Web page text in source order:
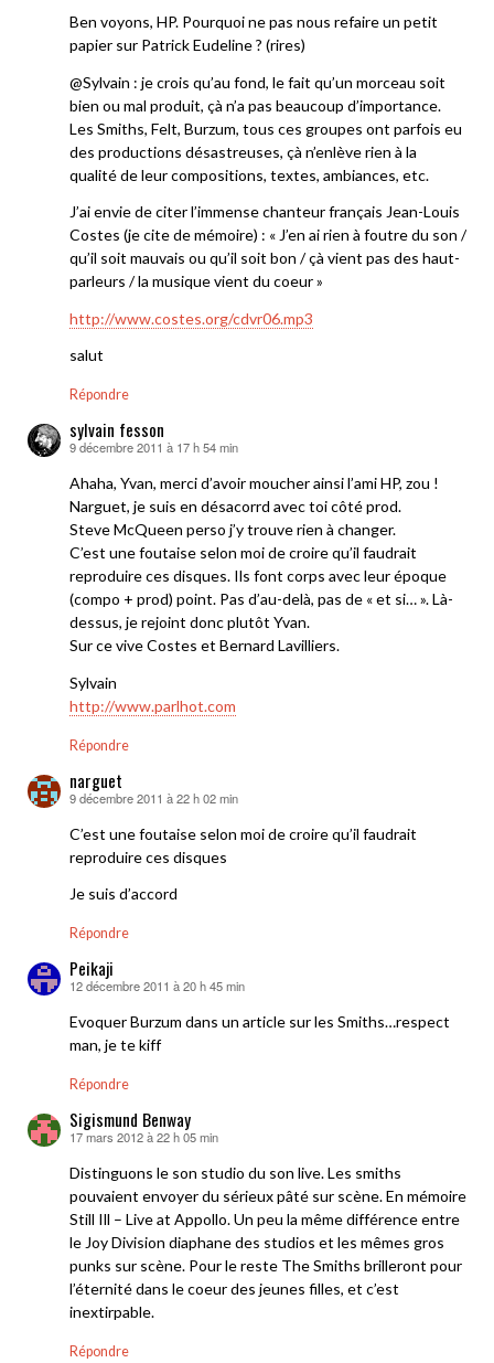
Ben voyons, HP. Pourquoi ne pas nous refaire un petit
papier sur Patrick Eudeline ? (rires)
@Sylvain : je crois qu’au fond, le fait qu’un morceau soit
bien ou mal produit, çà n’a pas beaucoup d’importance.
Les Smiths, Felt, Burzum, tous ces groupes ont parfois eu
des productions désastreuses, çà n’enlève rien à la
qualité de leur compositions, textes, ambiances, etc.
J’ai envie de citer l’immense chanteur français Jean-Louis
Costes (je cite de mémoire) : « J’en ai rien à foutre du son /
qu’il soit mauvais ou qu’il soit bon / çà vient pas des haut-
parleurs / la musique vient du coeur »
http://www.costes.org/cdvr06.mp3
salut
Répondre
sylvain fesson
dit :
9 décembre 2011 à 17 h 54 min
Ahaha, Yvan, merci d’avoir moucher ainsi l’ami HP, zou !
Narguet, je suis en désacorrd avec toi côté prod.
Steve McQueen perso j’y trouve rien à changer.
C’est une foutaise selon moi de croire qu’il faudrait
reproduire ces disques. Ils font corps avec leur époque
(compo + prod) point. Pas d’au-delà, pas de « et si… ». Là-
dessus, je rejoint donc plutôt Yvan.
Sur ce vive Costes et Bernard Lavilliers.
Sylvain
http://www.parlhot.com
Répondre
narguet
dit :
9 décembre 2011 à 22 h 02 min
C’est une foutaise selon moi de croire qu’il faudrait
reproduire ces disques
Je suis d’accord
Répondre
Peikaji
dit :
12 décembre 2011 à 20 h 45 min
Evoquer Burzum dans un article sur les Smiths…respect
man, je te kiff
Répondre
Sigismund Benway
dit :
17 mars 2012 à 22 h 05 min
Distinguons le son studio du son live. Les smiths
pouvaient envoyer du sérieux pâté sur scène. En mémoire
Still Ill – Live at Appollo. Un peu la même différence entre
le Joy Division diaphane des studios et les mêmes gros
punks sur scène. Pour le reste The Smiths brilleront pour
l’éternité dans le coeur des jeunes filles, et c’est
inextirpable.
Répondre